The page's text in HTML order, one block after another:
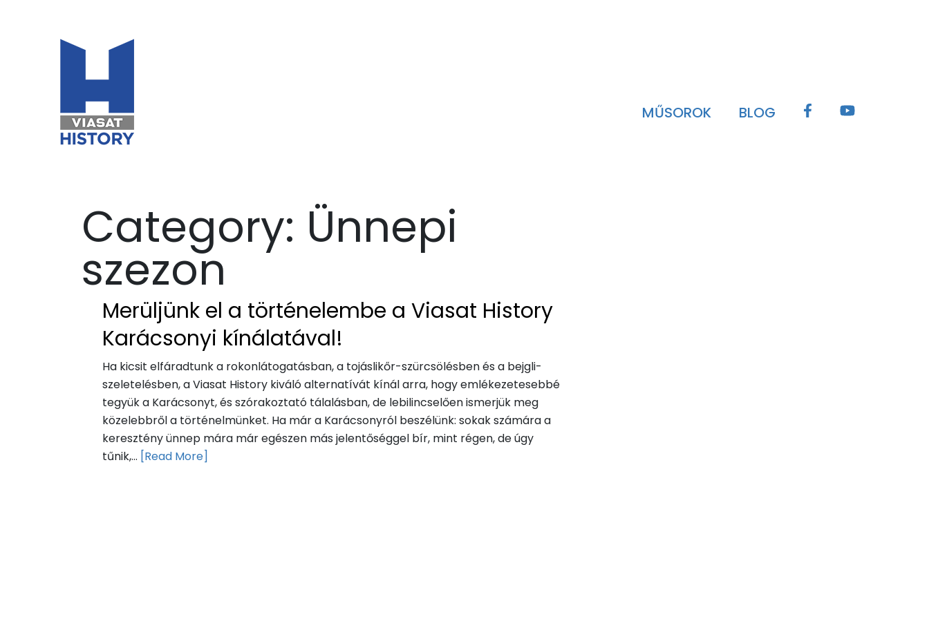
MŰSOROK BLOG
Category: Ünnepi
szezon
Merüljünk el a történelembe a Viasat History
Karácsonyi kínálatával!
Ha kicsit elfáradtunk a rokonlátogatásban, a tojáslikőr-szürcsölésben és a bejgli-
szeletelésben, a Viasat History kiváló alternatívát kínál arra, hogy emlékezetesebbé
tegyük a Karácsonyt, és szórakoztató tálalásban, de lebilincselően ismerjük meg
közelebbről a történelmünket. Ha már a Karácsonyról beszélünk: sokak számára a
keresztény ünnep mára már egészen más jelentőséggel bír, mint régen, de úgy
tűnik,... [Read More]